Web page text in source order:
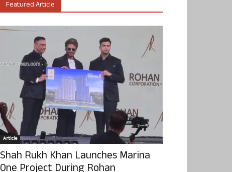
Featured Article
Article
Shah Rukh Khan Launches Marina